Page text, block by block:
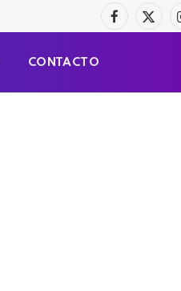
Facebook
X
CONTACTO